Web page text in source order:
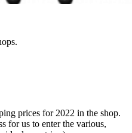
prices for 2022 in the shop.
for us to enter the various,